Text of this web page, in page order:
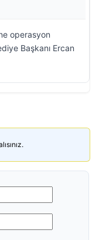
operasyon
Başkanı Ercan